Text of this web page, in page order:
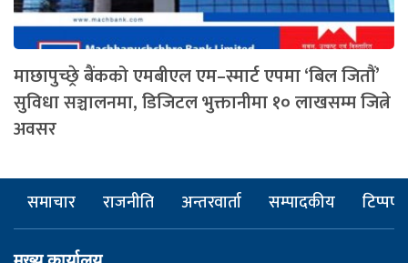
माछापुच्छ्रे बैंकको एमबीएल एम–स्मार्ट एपमा ‘बिल जितौं’
सुविधा सञ्चालनमा, डिजिटल भुक्तानीमा १० लाखसम्म जित्ने
अवसर
समाचार राजनीति अन्तरवार्ता सम्पादकीय टिप्पणी